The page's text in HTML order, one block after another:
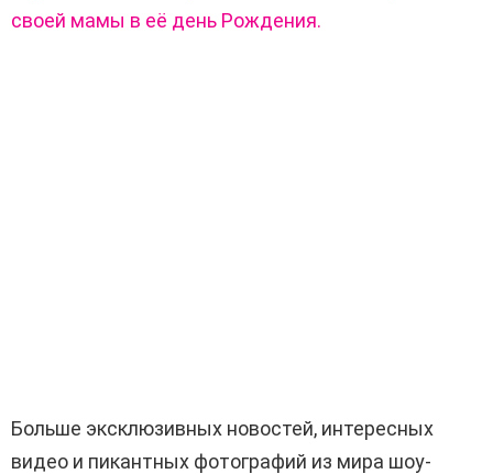
своей мамы в её день Рождения.
Больше эксклюзивных новостей, интересных
видео и пикантных фотографий из мира шоу-